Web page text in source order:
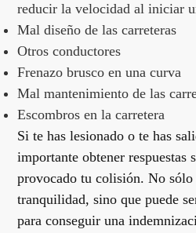
reducir la velocidad al iniciar
Mal diseño de las carreteras
Otros conductores
Frenazo brusco en una curva
Mal mantenimiento de las
Escombros en la carretera
Si te has lesionado o te has
importante obtener respuestas
provocado tu colisión. No
tranquilidad, sino que puede
para conseguir una